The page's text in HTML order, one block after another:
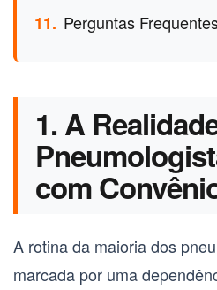
11. Perguntas
1. A
com
A rotina da maioria dos
marcada por uma